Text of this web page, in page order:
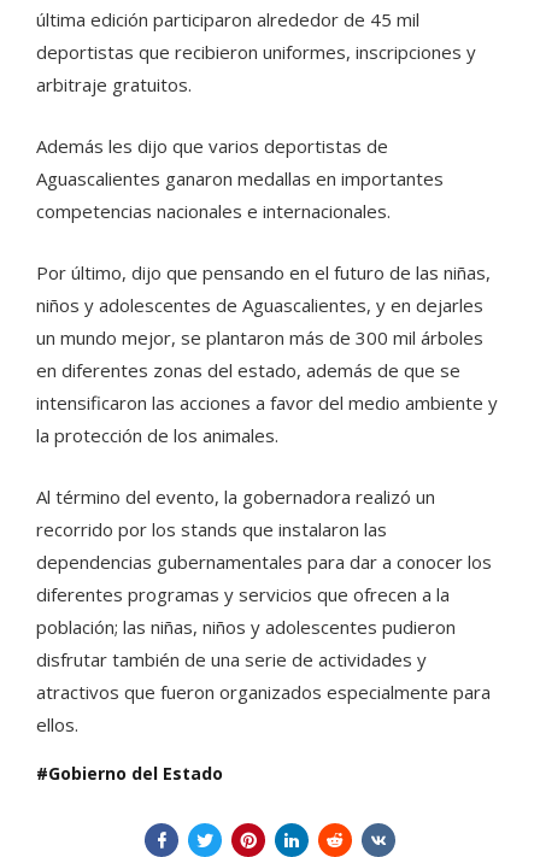
última edición participaron alrededor de 45 mil
deportistas que recibieron uniformes, inscripciones y
arbitraje gratuitos.
Además les dijo que varios deportistas de
Aguascalientes ganaron medallas en importantes
competencias nacionales e internacionales.
Por último, dijo que pensando en el futuro de las niñas,
niños y adolescentes de Aguascalientes, y en dejarles
un mundo mejor, se plantaron más de 300 mil árboles
en diferentes zonas del estado, además de que se
intensificaron las acciones a favor del medio ambiente y
la protección de los animales.
Al término del evento, la gobernadora realizó un
recorrido por los stands que instalaron las
dependencias gubernamentales para dar a conocer los
diferentes programas y servicios que ofrecen a la
población; las niñas, niños y adolescentes pudieron
disfrutar también de una serie de actividades y
atractivos que fueron organizados especialmente para
ellos.
Gobierno del Estado